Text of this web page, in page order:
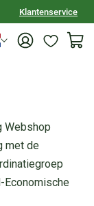
Klantenservice
Webshop
met de
Economische